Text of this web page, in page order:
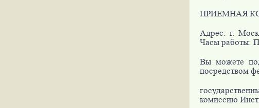
ПРИЕМНАЯ
Адрес: г.
Часы работы:
Вы можете
посредством
комиссию